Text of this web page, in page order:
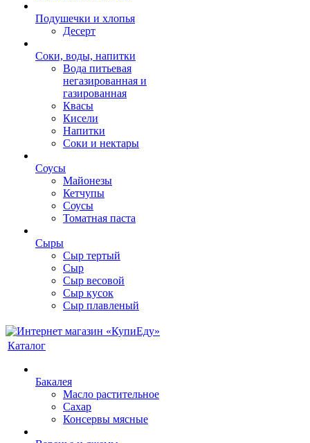
Подушечки и хлопья
Десерт
Соки, воды, напитки
Вода питьевая
негазированная и
газированная
Квасы
Кисели
Напитки
Соки и нектары
Соусы
Майонезы
Кетчупы
Соусы
Томатная паста
Сыры
Сыр тертый
Сыр
Сыр весовой
Сыр кусок
Сыр плавленый
Каталог
Бакалея
Масло растительное
Сахар
Консервы мясные